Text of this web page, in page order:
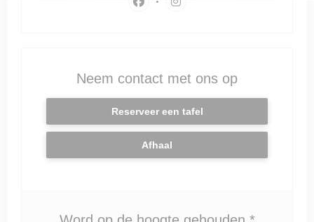
Facebook ((opent in een nieuw
Instagram ((opent in een
Neem contact met ons op
Reserveer een tafel
Afhaal